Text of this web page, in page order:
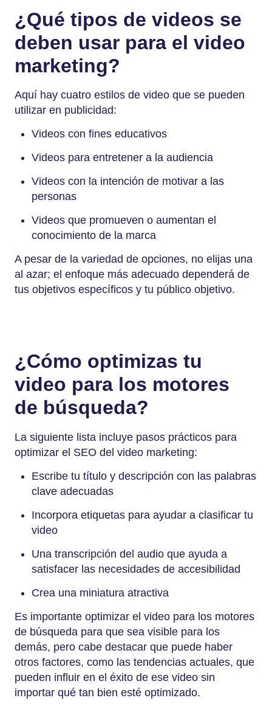
¿Qué tipos de videos se
deben usar para el video
marketing?
Aquí hay cuatro estilos de video que se pueden
utilizar en publicidad:
Videos con fines educativos
Videos para entretener a la audiencia
Videos con la intención de motivar a las
personas
Videos que promueven o aumentan el
conocimiento de la marca
A pesar de la variedad de opciones, no elijas una
al azar; el enfoque más adecuado dependerá de
tus objetivos específicos y tu público objetivo.
¿Cómo optimizas tu
video para los motores
de búsqueda?
La siguiente lista incluye pasos prácticos para
optimizar el SEO del video marketing:
Escribe tu título y descripción con las palabras
clave adecuadas
Incorpora etiquetas para ayudar a clasificar tu
video
Una transcripción del audio que ayuda a
satisfacer las necesidades de accesibilidad
Crea una miniatura atractiva
Es importante optimizar el video para los motores
de búsqueda para que sea visible para los
demás, pero cabe destacar que puede haber
otros factores, como las tendencias actuales, que
pueden influir en el éxito de ese video sin
importar qué tan bien esté optimizado.